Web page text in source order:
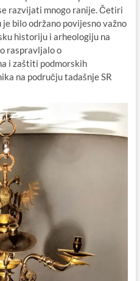
razvijati mnogo ranije. Četiri
bilo održano povijesno važno
historiju i arheologiju na
raspravljalo o
i zaštiti podmorskih
na području tadašnje SR